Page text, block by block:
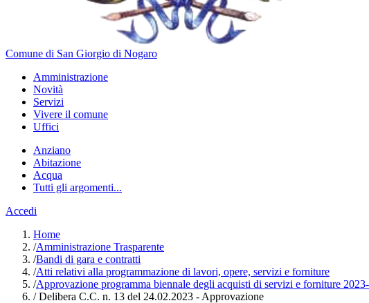
Comune di San Giorgio di Nogaro
Amministrazione
Novità
Servizi
Vivere il comune
Uffici
Anziano
Abitazione
Acqua
Tutti gli argomenti...
Accedi
Home
/Amministrazione Trasparente
/Bandi di gara e contratti
/Atti relativi alla programmazione di lavori, opere, servizi e forniture
/Approvazione programma biennale degli acquisti di servizi e forniture
/Delibera C.C. n. 13 del 24.02.2023 - Approvazione